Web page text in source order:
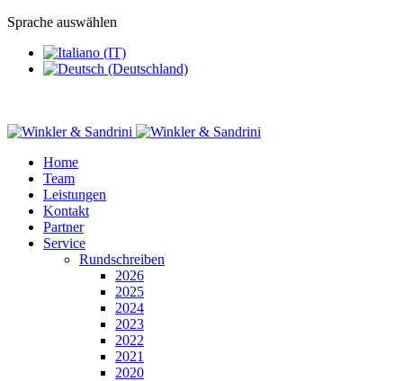
Sprache auswählen
Home
Team
Leistungen
Kontakt
Partner
Service
Rundschreiben
2026
2025
2024
2023
2022
2021
2020